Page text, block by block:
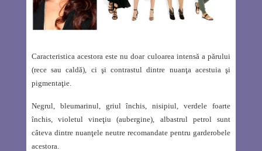
Caracteristica acestora este nu doar culoarea intensă a părului
(rece sau caldă), ci şi contrastul dintre nuanţa acestuia şi
pigmentaţie.
Negrul, bleumarinul, griul închis, nisipiul, verdele foarte
închis, violetul vineţiu (aubergine), albastrul petrol sunt
câteva dintre nuanţele neutre recomandate pentru garderobele
acestora.